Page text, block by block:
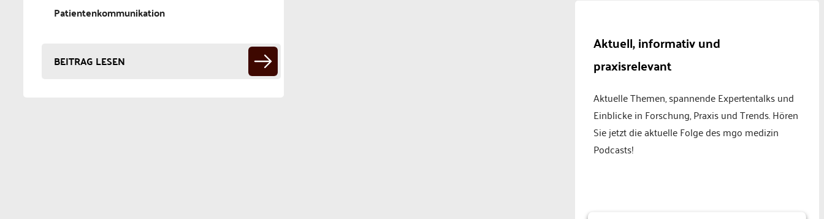
Patientenkommunikation
BEITRAG LESEN
Aktuell, informativ und
praxisrelevant
Aktuelle Themen, spannende Expertentalks und
Einblicke in Forschung, Praxis und Trends. Hören
Sie jetzt die aktuelle Folge des mgo medizin
Podcasts!